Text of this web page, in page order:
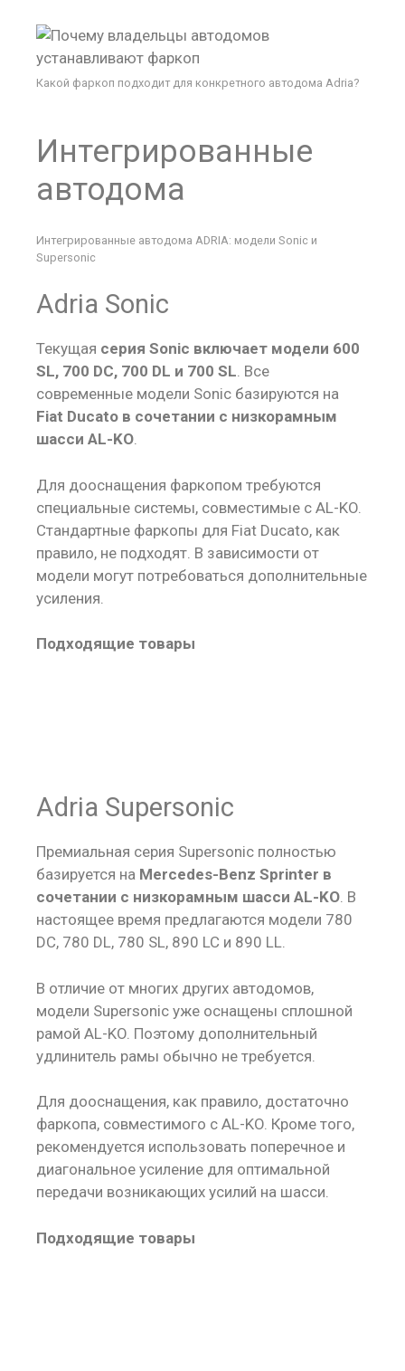
Какой фаркоп подходит для конкретного автодома Adria?
Интегрированные
автодома
Интегрированные автодома ADRIA: модели Sonic и
Supersonic
Adria Sonic
Текущая серия Sonic включает модели 600
SL, 700 DC, 700 DL и 700 SL. Все
современные модели Sonic базируются на
Fiat Ducato в сочетании с низкорамным
шасси AL-KO.
Для дооснащения фаркопом требуются
специальные системы, совместимые с AL-KO.
Стандартные фаркопы для Fiat Ducato, как
правило, не подходят. В зависимости от
модели могут потребоваться дополнительные
усиления.
Подходящие товары
Adria Supersonic
Премиальная серия Supersonic полностью
базируется на Mercedes-Benz Sprinter в
сочетании с низкорамным шасси AL-KO. В
настоящее время предлагаются модели 780
DC, 780 DL, 780 SL, 890 LC и 890 LL.
В отличие от многих других автодомов,
модели Supersonic уже оснащены сплошной
рамой AL-KO. Поэтому дополнительный
удлинитель рамы обычно не требуется.
Для дооснащения, как правило, достаточно
фаркопа, совместимого с AL-KO. Кроме того,
рекомендуется использовать поперечное и
диагональное усиление для оптимальной
передачи возникающих усилий на шасси.
Подходящие товары